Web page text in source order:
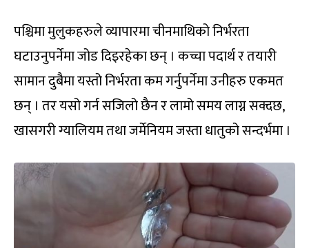
पश्चिमा मुलुकहरुले व्यापारमा चीनमाथिको निर्भरता
घटाउनुपर्नेमा जोड दिइरहेका छन् । कच्चा पदार्थ र तयारी
सामान दुबैमा यस्तो निर्भरता कम गर्नुपर्नेमा उनीहरु एकमत
छन् । तर यसो गर्न सजिलो छैन र लामो समय लाग्न सक्दछ,
खासगरी ग्यालियम तथा जर्मेनियम जस्ता धातुको सन्दर्भमा ।